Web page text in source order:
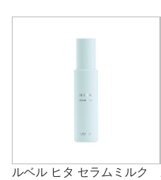
ルベル ヒタ セラムミルク